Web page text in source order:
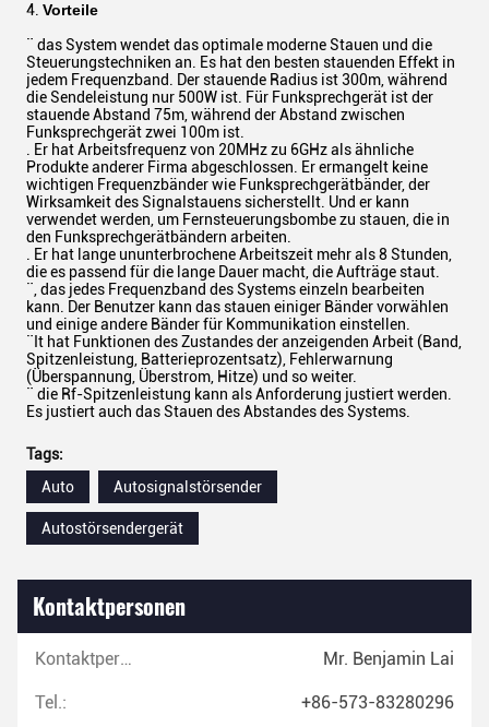
4. Vorteile
¨ das System wendet das optimale moderne Stauen und die
Steuerungstechniken an. Es hat den besten stauenden Effekt in
jedem Frequenzband. Der stauende Radius ist 300m, während
die Sendeleistung nur 500W ist. Für Funksprechgerät ist der
stauende Abstand 75m, während der Abstand zwischen
Funksprechgerät zwei 100m ist.
. Er hat Arbeitsfrequenz von 20MHz zu 6GHz als ähnliche
Produkte anderer Firma abgeschlossen. Er ermangelt keine
wichtigen Frequenzbänder wie Funksprechgerätbänder, der
Wirksamkeit des Signalstauens sicherstellt. Und er kann
verwendet werden, um Fernsteuerungsbombe zu stauen, die in
den Funksprechgerätbändern arbeiten.
. Er hat lange ununterbrochene Arbeitszeit mehr als 8 Stunden,
die es passend für die lange Dauer macht, die Aufträge staut.
¨, das jedes Frequenzband des Systems einzeln bearbeiten
kann. Der Benutzer kann das stauen einiger Bänder vorwählen
und einige andere Bänder für Kommunikation einstellen.
¨It hat Funktionen des Zustandes der anzeigenden Arbeit (Band,
Spitzenleistung, Batterieprozentsatz), Fehlerwarnung
(Überspannung, Überstrom, Hitze) und so weiter.
¨ die Rf-Spitzenleistung kann als Anforderung justiert werden.
Es justiert auch das Stauen des Abstandes des Systems.
Tags:
Auto
Autosignalstörsender
Autostörsendergerät
Kontaktpersonen
Kontaktpersonen: Mr. Benjamin Lai
Tel.: +86-573-83280296